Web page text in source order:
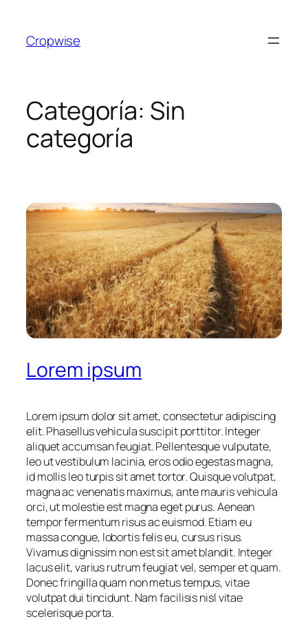
Cropwise
Categoría: Sin
categoría
Lorem ipsum
Lorem ipsum dolor sit amet, consectetur adipiscing
elit. Phasellus vehicula suscipit porttitor. Integer
aliquet accumsan feugiat. Pellentesque vulputate,
leo ut vestibulum lacinia, eros odio egestas magna,
id mollis leo turpis sit amet tortor. Quisque volutpat,
magna ac venenatis maximus, ante mauris vehicula
orci, ut molestie est magna eget purus. Aenean
tempor fermentum risus ac euismod. Etiam eu
massa congue, lobortis felis eu, cursus risus.
Vivamus dignissim non est sit amet blandit. Integer
lacus elit, varius rutrum feugiat vel, semper et quam.
Donec fringilla quam non metus tempus, vitae
volutpat dui tincidunt. Nam facilisis nisl vitae
scelerisque porta.